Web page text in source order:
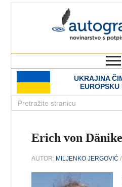
UKRAJINA
Erich von
AUTOR: MILJENKO JERGOVIĆ